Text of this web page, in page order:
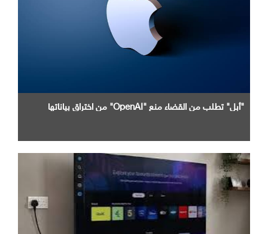
"أبل" تطلب من القضاء منع "OpenAI" من اختراق بياناتها